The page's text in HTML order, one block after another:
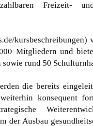
Freizeit-
Mitgliedern und
rund 50
die bereits
konsequent
der Ausbau